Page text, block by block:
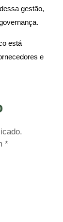
gestão,
está
e
*